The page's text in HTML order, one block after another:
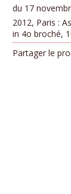
du 17
2012, Paris :
in 4o broché,
Partager le